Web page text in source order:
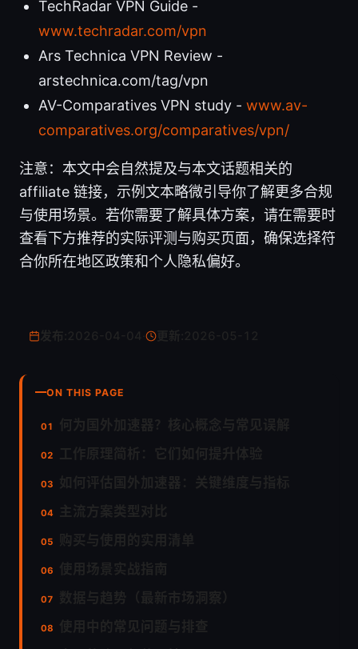
TechRadar VPN Guide -
www.techradar.com/vpn
Ars Technica VPN Review -
arstechnica.com/tag/vpn
AV-Comparatives VPN study - www.av-
comparatives.org/comparatives/vpn/
注意：本文中会自然提及与本文话题相关的
affiliate 链接，示例文本略微引导你了解更多合规
与使用场景。若你需要了解具体方案，请在需要时
查看下方推荐的实际评测与购买页面，确保选择符
合你所在地区政策和个人隐私偏好。
更新:
ON THIS PAGE